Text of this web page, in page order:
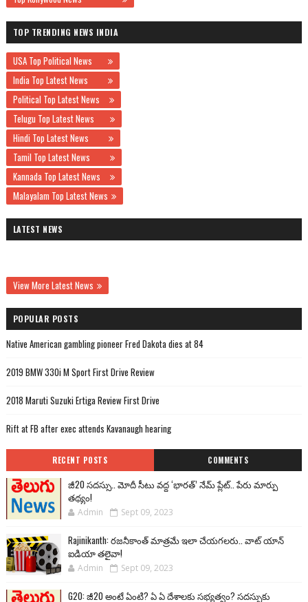
TOP TRENDING NEWS INDIA
USA Top Political News
India Top Latest News
Political Top Latest News
Telugu Top Latest News
Hindi Top Latest News
Tamil Top Latest News
Kannada Top Latest News
Malayalam Top Latest News
LATEST NEWS
View More Latest News
POPULAR POSTS
Native American gambling pioneer Fred Dakota dies at 84
2019 BMW 330i M Sport First Drive Review
2018 Maruti Suzuki Ertiga Review First Drive
Rift at FB after exec attends Kavanaugh hearing
RECENT POSTS COMMENTS
జీ20 సదస్సు.. మోదీ సీటు వద్ద ‘భారత్’ నేమ్ ప్లేట్‌.. పేరు మార్పు
తథ్యం!
Admin Sept 09, 2023
Rajinikanth: రజనీకాంత్ మాత్రమే ఇలా చేయగలరు.. వాట్ యాన్
ఐడియా తలైవా!
Admin Sept 09, 2023
G20: జీ20 అంటే ఏంటి? ఏ ఏ దేశాలకు సభ్యత్వం? సదస్సుకు